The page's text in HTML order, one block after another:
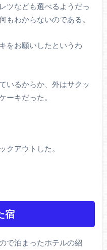
ツなども選べるようだっ
もわからないのである。
をお願いしたというわ
いるからか、外はサクッ
ーキだった。
クアウトした。
宿
で泊まったホテルの紹